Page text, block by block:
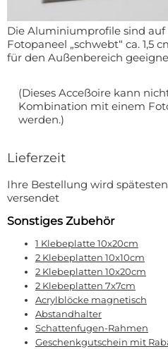
Fußmatte
Bodenmatte
Custom skateboard deck
Lieferzeiten
Login
Impressum
Die Aluminiumprofile sind
Fotopaneel „schwebt“ ca. 1,5
für den Außenbereich
(Dieses Acceßoire kann
Kombination mit einem
werden.)
Lieferzeit
Ihre Bestellung wird
versendet
Sonstiges Zubehör
1 Klebeplatte 10x20cm
2 Klebeplatten 10x10cm
2 Klebeplatten 10x20cm
2 Klebeplatten 7x7cm
Acrylblöcke magnetisch
Abstandhalter
Schattenfugen-Rahmen
Geschenkgutschein mit